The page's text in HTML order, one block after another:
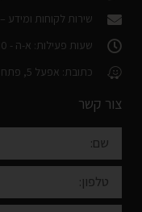
שירות לקוחות ומידע –
שעות פעילות: א-ה - 08:00-17:30
כתובת: אפעל 5, פתח תקווה (חניה חינם ללקוחות)
צור קשר